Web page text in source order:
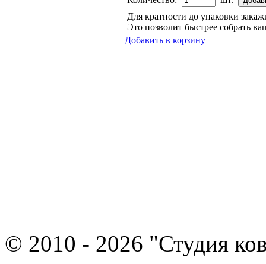
Для кратности до упаковки
Это позволит быстрее собрать
Добавить в корзину
© 2010 - 2026 "Студия